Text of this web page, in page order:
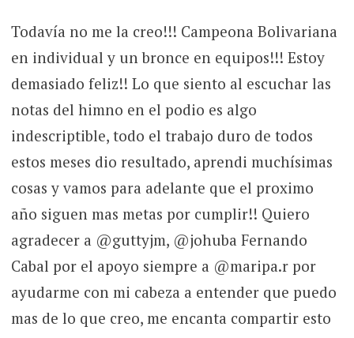
Todavía no me la creo!!! Campeona Bolivariana
en individual y un bronce en equipos!!! Estoy
demasiado feliz!! Lo que siento al escuchar las
notas del himno en el podio es algo
indescriptible, todo el trabajo duro de todos
estos meses dio resultado, aprendi muchísimas
cosas y vamos para adelante que el proximo
año siguen mas metas por cumplir!! Quiero
agradecer a @guttyjm, @johuba Fernando
Cabal por el apoyo siempre a @maripa.r por
ayudarme con mi cabeza a entender que puedo
mas de lo que creo, me encanta compartir esto